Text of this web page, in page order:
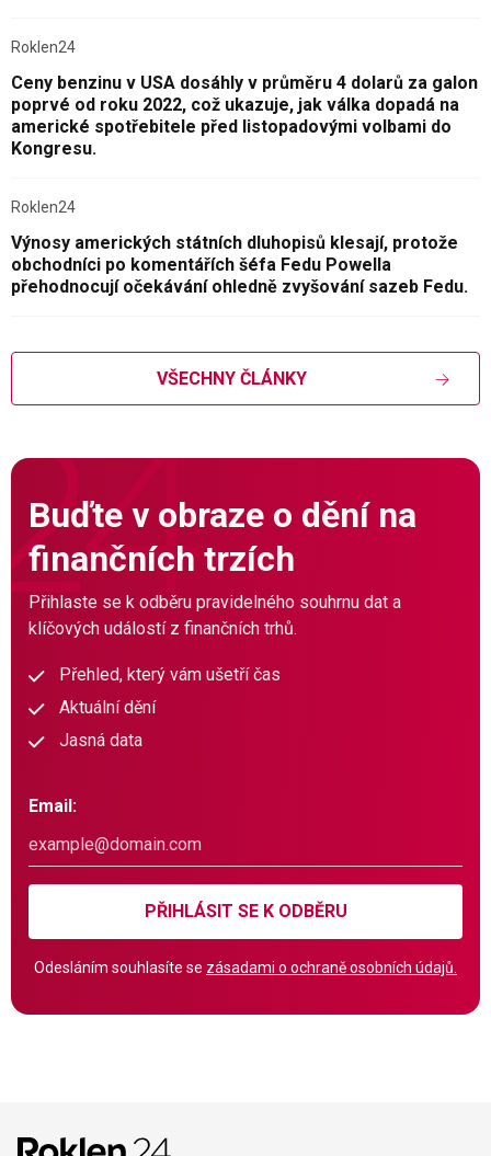
Roklen24
Ceny benzinu v USA dosáhly v průměru 4 dolarů za galon
poprvé od roku 2022, což ukazuje, jak válka dopadá na
americké spotřebitele před listopadovými volbami do
Kongresu.
Roklen24
Výnosy amerických státních dluhopisů klesají, protože
obchodníci po komentářích šéfa Fedu Powella
přehodnocují očekávání ohledně zvyšování sazeb Fedu.
VŠECHNY ČLÁNKY
Buďte v obraze o dění na
finančních trzích
Přihlaste se k odběru pravidelného souhrnu dat a
klíčových událostí z finančních trhů.
Přehled, který vám ušetří čas
Aktuální dění
Jasná data
Email:
PŘIHLÁSIT SE K ODBĚRU
Odesláním souhlasíte se zásadami o ochraně osobních údajů.